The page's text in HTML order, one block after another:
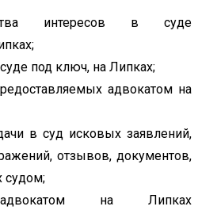
интересов в суде
под ключ, на Липках;
адвокатом на
в суд исковых заявлений,
отзывов, документов,
судом;
на Липках